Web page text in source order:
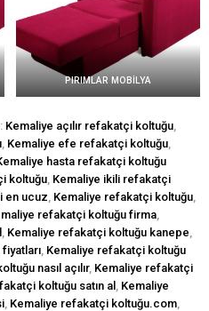
PIRIMLAR MOBİLYA
Kemaliye açılır refakatçi koltuğu
Kemaliye efe refakatçi koltuğu
hasta refakatçi koltuğu
koltuğu Kemaliye ikili refakatçi
en ucuz Kemaliye refakatçi koltuğu
refakatçi koltuğu firma
Kemaliye refakatçi koltuğu kanepe
Kemaliye refakatçi koltuğu
nasıl açılır, Kemaliye refakatçi
koltuğu satın al
Kemaliye
Kemaliye refakatçi koltuğu.com